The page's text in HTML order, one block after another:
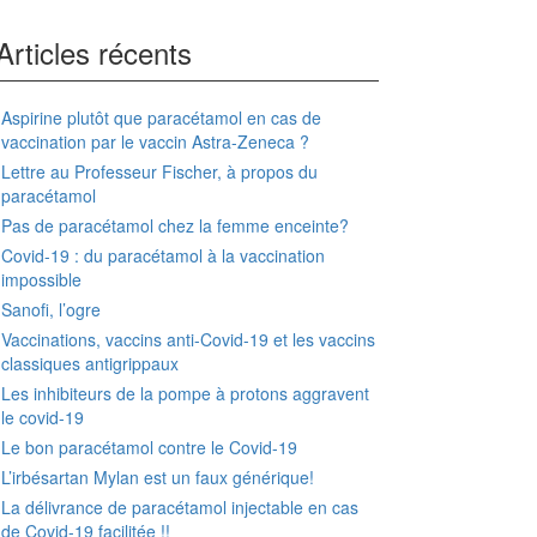
récents
Aspirine plutôt que paracétamol en cas de
vaccination par le vaccin Astra-Zeneca ?
Lettre au Professeur Fischer, à propos du
paracétamol
Pas de paracétamol chez la femme enceinte?
Covid-19 : du paracétamol à la vaccination
impossible
Sanofi, l’ogre
Vaccinations, vaccins anti-Covid-19 et les vaccins
classiques antigrippaux
Les inhibiteurs de la pompe à protons aggravent
le covid-19
Le bon paracétamol contre le Covid-19
L’irbésartan Mylan est un faux générique!
La délivrance de paracétamol injectable en cas
de Covid-19 facilitée !!